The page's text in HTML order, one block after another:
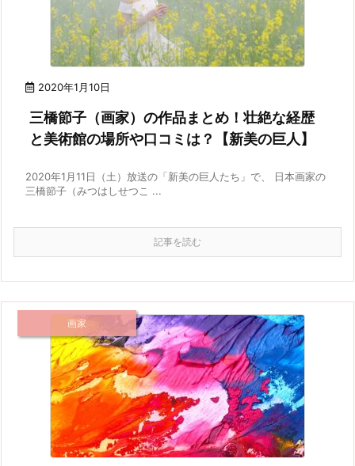
2020年1月10日
三橋節子（画家）の作品まとめ！壮絶な経歴
と美術館の場所や口コミは？【新美の巨人】
2020年1月11日（土）放送の「新美の巨人たち」で、 日本画家の
三橋節子（みつはしせつこ ...
記事を読む
画家